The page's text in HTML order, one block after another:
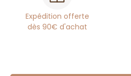
Expédition offerte
dès 90€ d'achat